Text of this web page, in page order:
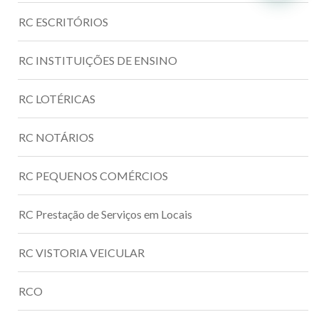
RC ESCRITÓRIOS
RC INSTITUIÇÕES DE ENSINO
RC LOTÉRICAS
RC NOTÁRIOS
RC PEQUENOS COMÉRCIOS
RC Prestação de Serviços em Locais
RC VISTORIA VEICULAR
RCO